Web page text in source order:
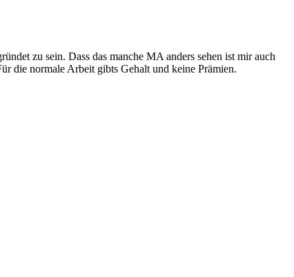
zu sein. Dass das manche MA anders sehen ist mir auch
die normale Arbeit gibts Gehalt und keine Prämien.